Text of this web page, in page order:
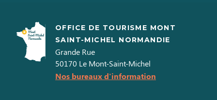
OFFICE DE TOURISME MONT
SAINT-MICHEL NORMANDIE
Grande Rue
50170 Le Mont-Saint-Michel
Nos bureaux d'information